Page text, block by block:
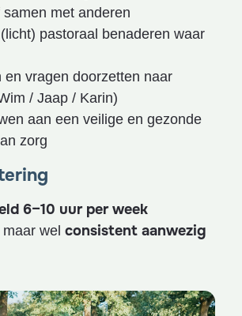
met anderen
pastoraal benaderen waar
en vragen doorzetten naar
/ Jaap / Karin)
aan een veilige en gezonde
zorg
6–10 uur per week
wel consistent aanwezig